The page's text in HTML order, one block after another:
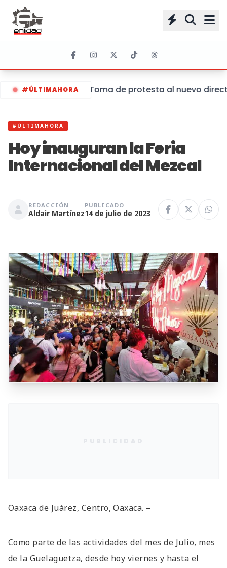
#ÚLTIMAHORA Toma de protesta al nuevo
#ÚLTIMAHORA
Hoy inauguran la Feria
Internacional del Mezcal
REDACCIÓN
Aldair Martínez
PUBLICADO
14 de julio de 2023
Oaxaca de Juárez, Centro, Oaxaca. –
Como parte de las actividades del mes de Julio, mes
de la Guelaguetza, desde hoy viernes y hasta el